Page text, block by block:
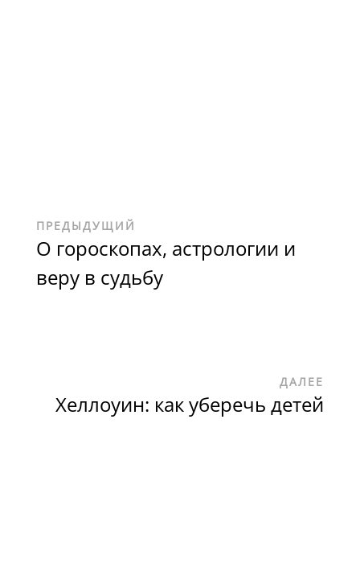
ПРЕДЫДУЩИЙ
О гороскопах, астрологии и
веру в судьбу
ДАЛЕЕ
Хеллоуин: как уберечь детей